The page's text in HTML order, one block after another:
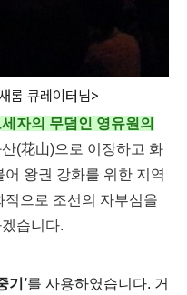
롬 큐레이터님>
자의 무덤인 영유원의
(花山)으로 이장하고 화
왕권 강화를 위한 지역
으로 조선의 자부심을
습니다.
기’를 사용하였습니다. 거